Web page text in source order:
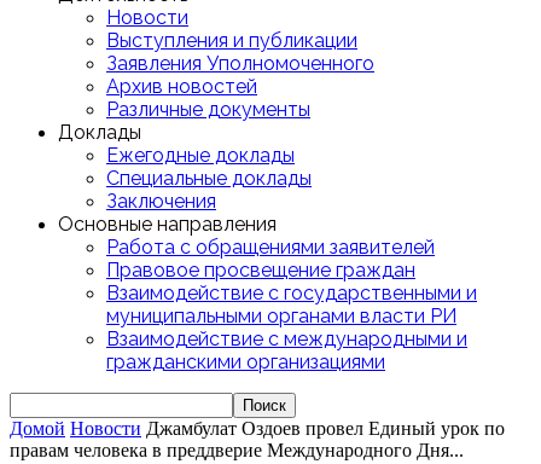
Новости
Выступления и публикации
Заявления Уполномоченного
Архив новостей
Различные документы
Доклады
Ежегодные доклады
Специальные доклады
Заключения
Основные направления
Работа с обращениями заявителей
Правовое просвещение граждан
Взаимодействие с государственными и
муниципальными органами власти РИ
Взаимодействие с международными и
гражданскими организациями
Домой Новости Джамбулат Оздоев провел Единый урок по
правам человека в преддверие Международного Дня...